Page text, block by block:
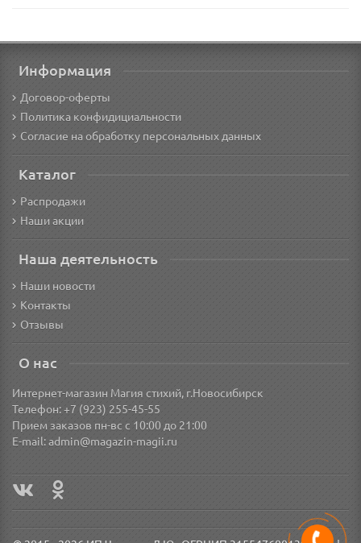
Информация
Договор-оферты
Политика конфидициальности
Согласие на обработку персональных данных
Каталог
Распродажи
Наши акции
Наша деятельность
Наши новости
Контакты
Отзывы
О нас
Интернет-магазин Магия стихий, г.Новосибирск
Телефон: +7 (923) 255-45-55
Прием заказов пн-вс с 10:00 до 21:00
E-mail:admin@magazin-magii.ru